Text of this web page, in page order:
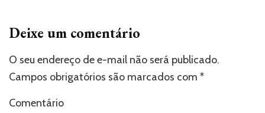
Deixe um comentário
O seu endereço de e-mail não será publicado.
Campos obrigatórios são marcados com *
Comentário